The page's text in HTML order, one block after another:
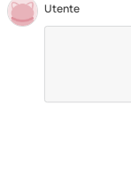
Utente